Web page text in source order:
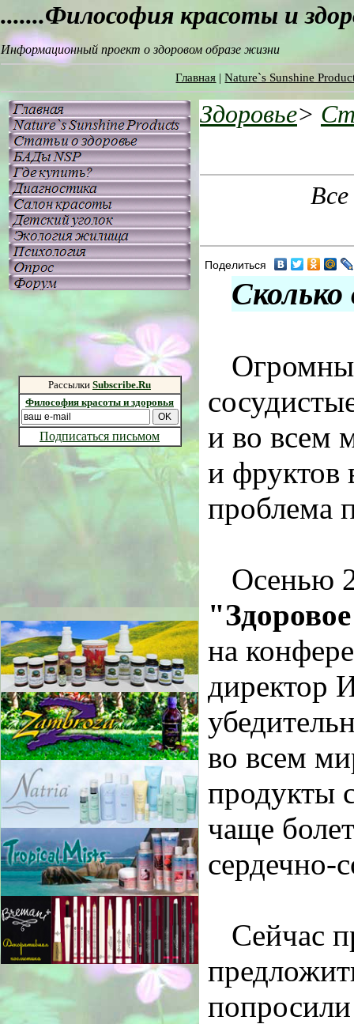
.......Философия красоты и
Информационный проект о здоровом образе жизни
Главная |Nature`s Sunshine
Рассылки Subscribe.Ru
Философия красоты и здоровья
Подписаться письмом
Здоровье>
Поделиться
и во всем
и фруктов
проблема
Осенью
на
директор
во всем
продукты
чаще
сердечно-
Сейчас